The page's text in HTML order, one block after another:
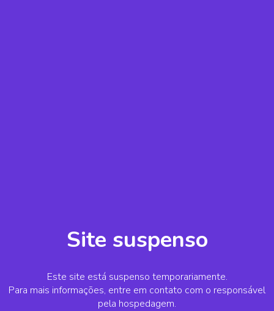
Site suspenso
Este site está suspenso temporariamente.
Para mais informações, entre em contato com o responsável
pela hospedagem.